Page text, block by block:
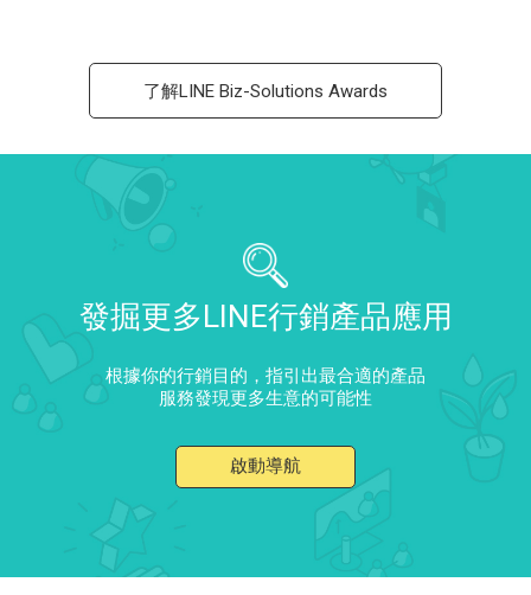
了解LINE Biz-Solutions Awards
發掘更多LINE行銷產品應用
根據你的行銷目的，指引出最合適的產品
服務發現更多生意的可能性
啟動導航